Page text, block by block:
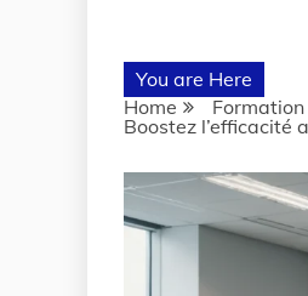
You are Here
Home
Formation
Boostez l’efficacité